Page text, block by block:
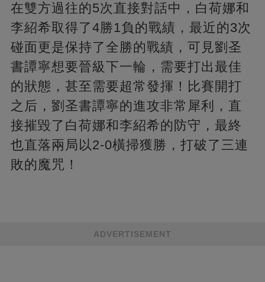
在雙方過往的5次直接對話中，白荷娜和
李紹希取得了4勝1負的戰績，最近的3次
碰面更是保持了全勝的戰績，可見劉圣
書譚寧想要晉級下一輪，需要打出最佳
的狀態，甚至需要超常發揮！比賽開打
之后，劉圣書譚寧的進攻非常犀利，直
接摧毀了白荷娜和李紹希的防守，最終
也直落兩局以2-0橫掃獲勝，打破了三連
敗的魔咒！
ADVERTISEMENT